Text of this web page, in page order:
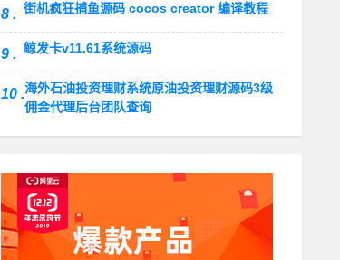
8 . 街机疯狂捕鱼源码 cocos creator 编译教程
9 . 鲸发卡v11.61系统源码
10 .海外石油投资理财系统原油投资理财源码3级
佣金代理后台团队查询